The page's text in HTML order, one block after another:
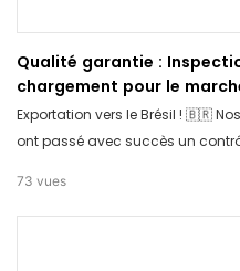
Qualité garantie :
chargement pour le
Exportation vers le Brésil ! 🇧🇷
ont passé avec succès un
besoins en matériel !
73 vues